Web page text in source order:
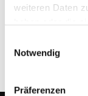
weiteren Daten
Notwendig
Präferenzen